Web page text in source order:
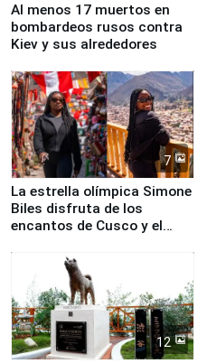
Al menos 17 muertos en
bombardeos rusos contra
Kiev y sus alrededores
7
La estrella olímpica Simone
Biles disfruta de los
encantos de Cusco y el
12